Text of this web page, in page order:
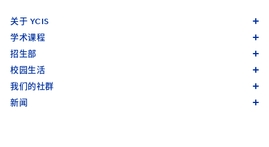
关于 YCIS
学术课程
招生部
校园生活
我们的社群
新闻